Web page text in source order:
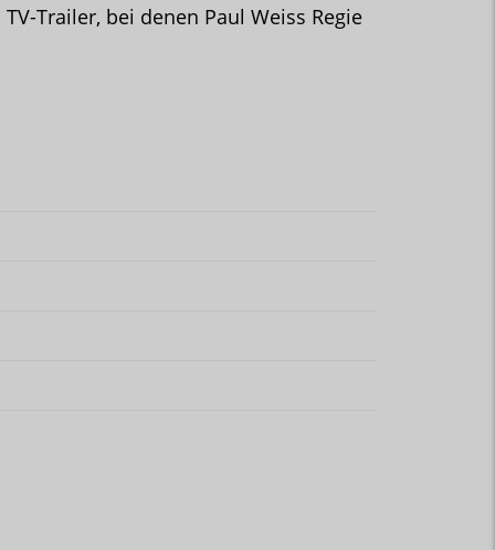
Trailer, bei denen Paul Weiss Regie